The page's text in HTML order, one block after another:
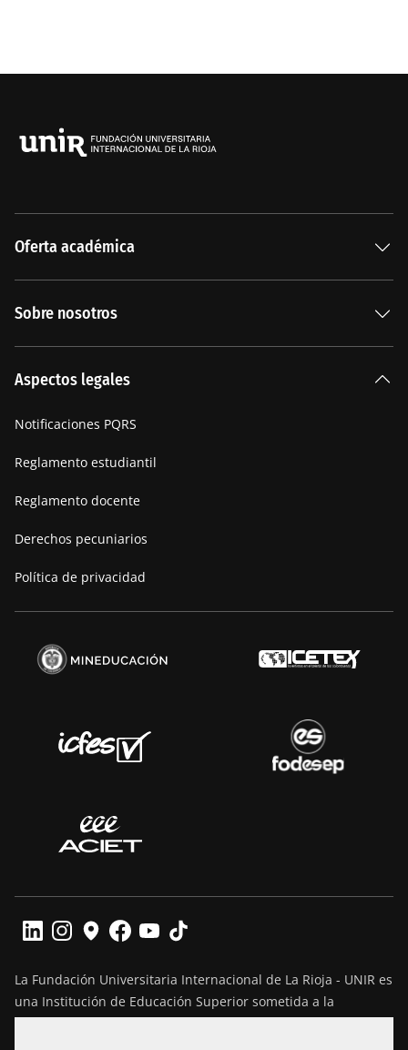
Oferta académica
Sobre nosotros
Manifiesto
Aspectos legales
Notificaciones PQRS
Reglamento estudiantil
Reglamento docente
Derechos pecuniarios
Política de privacidad
La Fundación Universitaria Internacional de La Rioja - UNIR es
una Institución de Educación Superior sometida a la
inspección y vigilancia del Ministerio de Educación Nacional